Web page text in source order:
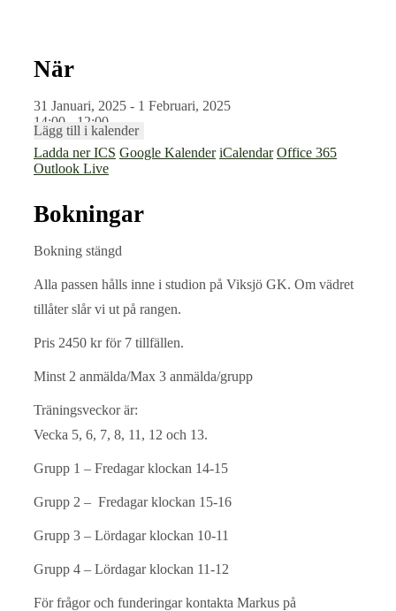
När
31 Januari, 2025 - 1 Februari, 2025
14:00 - 12:00
Lägg till i kalender
Ladda ner ICS Google Kalender iCalendar Office 365
Outlook Live
Bokningar
Bokning stängd
Alla passen hålls inne i studion på Viksjö GK. Om vädret
tillåter slår vi ut på rangen.
Pris 2450 kr för 7 tillfällen.
Minst 2 anmälda/Max 3 anmälda/grupp
Träningsveckor är:
Vecka 5, 6, 7, 8, 11, 12 och 13.
Grupp 1 – Fredagar klockan 14-15
Grupp 2 – Fredagar klockan 15-16
Grupp 3 – Lördagar klockan 10-11
Grupp 4 – Lördagar klockan 11-12
För frågor och funderingar kontakta Markus på